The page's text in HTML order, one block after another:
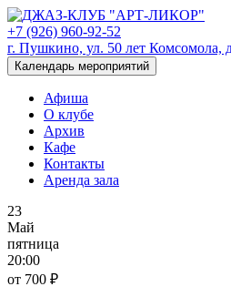
+7 (926) 960-92-52
г. Пушкино, ул. 50 лет Комсомола,
Календарь мероприятий
Афиша
О клубе
Архив
Кафе
Контакты
Аренда зала
23
Май
пятница
20:00
от 700 ₽